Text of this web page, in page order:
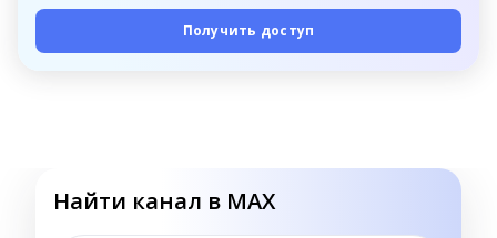
Получить доступ
Найти канал в MAX